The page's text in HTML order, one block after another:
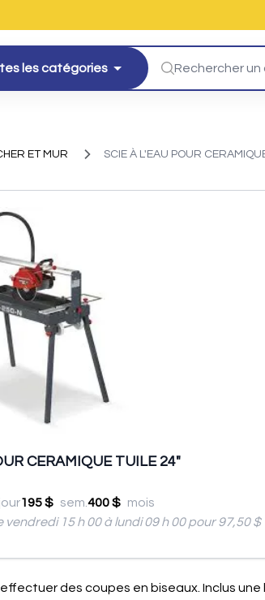
les catégories
ET MUR SCIE À L'EAU POUR
CERAMIQUE TUILE 24"
jour195 $ sem.400 $ mois
vendredi 15 h 00 à lundi 09 h 00 pour 97,50 $
des coupes en biseaux. Inclus une